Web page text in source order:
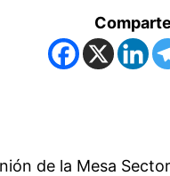
Comparte
de la Mesa